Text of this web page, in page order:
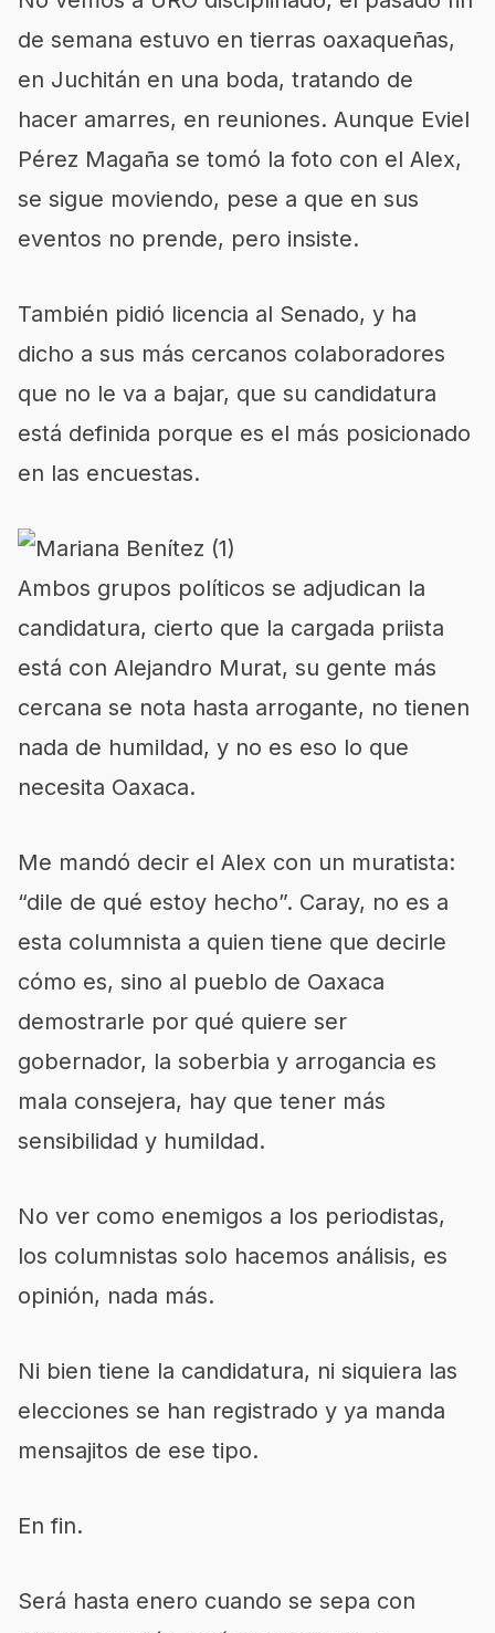
de semana estuvo en tierras oaxaqueñas,
en Juchitán en una boda, tratando de
hacer amarres, en reuniones. Aunque Eviel
Pérez Magaña se tomó la foto con el Alex,
se sigue moviendo, pese a que en sus
eventos no prende, pero insiste.
También pidió licencia al Senado, y ha
dicho a sus más cercanos colaboradores
que no le va a bajar, que su candidatura
está definida porque es el más posicionado
en las encuestas.
Ambos grupos políticos se adjudican la
candidatura, cierto que la cargada priista
está con Alejandro Murat, su gente más
cercana se nota hasta arrogante, no tienen
nada de humildad, y no es eso lo que
necesita Oaxaca.
Me mandó decir el Alex con un muratista:
“dile de qué estoy hecho”. Caray, no es a
esta columnista a quien tiene que decirle
cómo es, sino al pueblo de Oaxaca
demostrarle por qué quiere ser
gobernador, la soberbia y arrogancia es
mala consejera, hay que tener más
sensibilidad y humildad.
No ver como enemigos a los periodistas,
los columnistas solo hacemos análisis, es
opinión, nada más.
Ni bien tiene la candidatura, ni siquiera las
elecciones se han registrado y ya manda
mensajitos de ese tipo.
En fin.
Será hasta enero cuando se sepa con